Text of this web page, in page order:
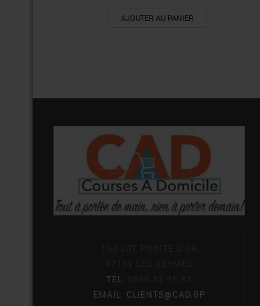
AJOUTER AU PANIER
TEL
EMAIL
CLIENTS@CAD.GP